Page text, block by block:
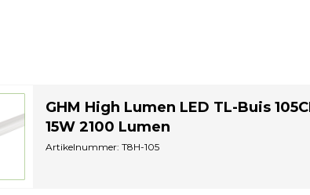
GHM High Lumen LED TL-Buis
15W 2100 Lumen
Artikelnummer: T8H-105